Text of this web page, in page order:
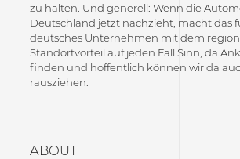
zu halten. Und generell: Wenn die
Deutschland jetzt nachzieht, macht das
deutsches Unternehmen mit dem
Standortvorteil auf jeden Fall Sinn, da
finden und hoffentlich können wir da
rausziehen.
ABOUT